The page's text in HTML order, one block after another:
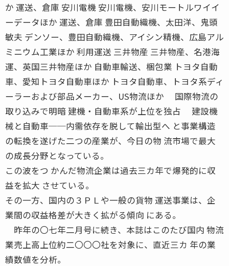
か 運送、倉庫 安川電機 安川電機、安川モートルワイイ
ーデータほか 運送、倉庫 豊田自動織機、太田洋、鬼頭
敏夫 デンソー、豊田自動織機、アイシン精機、広島アル
ミニウム工業ほか 利用運送 三井物産 三井物産、名港海
運、英国三井物産ほか 自動車輸送、梱包業 トヨタ自動
車、愛知トヨタ自動車ほか トヨタ自動車、トヨタ系ディ
ーラーおよび部品メーカー、US物流ほか 国際物流の
取り込みで明暗 建機・自動車系が上位を独占 建設機
械と自動車──内需依存を脱して輸出型へ と事業構造
の転換を遂げた二つの産業が、今日の物 流市場で最大
の成長分野となっている。
この波をつ かんだ物流企業は過去三カ年で爆発的に収
益を拡大 させている。
その一方、国内の３ＰＬや一般の貨物 運送事業は、企
業間の収益格差が大きく拡がる傾向 にある。
昨年の〇七年二月号に続き、本誌はこのたび国内 物流
業売上高上位約二〇〇〇社を対象に、直近三カ 年の業
績数値を分析。